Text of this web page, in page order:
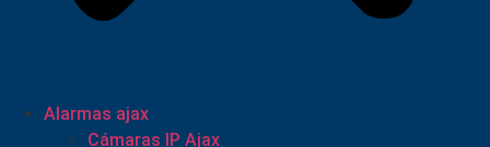
Alarmas ajax
Cámaras IP Ajax